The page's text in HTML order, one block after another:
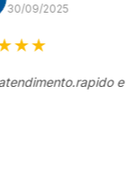
2025
e